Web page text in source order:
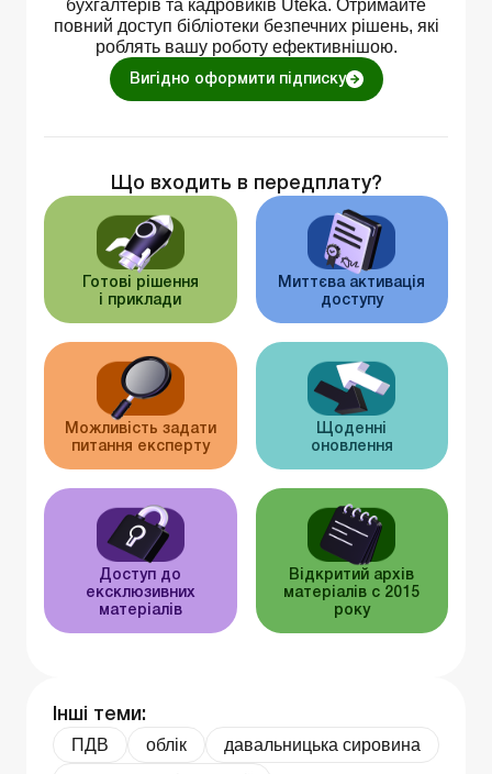
бухгалтерів та кадровиків Uteka. Отримайте
повний доступ бібліотеки безпечних рішень, які
роблять вашу роботу ефективнішою.
Вигідно оформити підписку
Що входить в передплату?
Готові рішення
і приклади
Миттєва активація
доступу
Можливість задати
питання експерту
Щоденні
оновлення
Доступ до
ексклюзивних
матеріалів
Відкритий архів
матеріалів c 2015
року
Інші теми:
ПДВ облік
давальницька сировина